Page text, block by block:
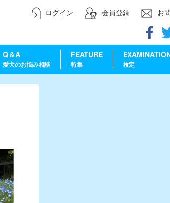
ログイン 会員登録 お
Q＆A
愛犬のお悩み相談
FEATURE
特集 検定